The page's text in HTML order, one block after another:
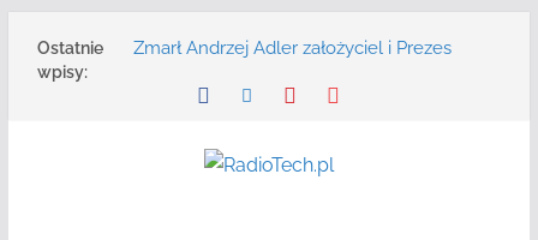
Ostatnie
wpisy:
Zmarł Andrzej Adler założyciel i Prezes
Radmor – największy polski producent
DGT wraz z partnerami zaprasza na
konferencję: „Bezpieczeństwo,